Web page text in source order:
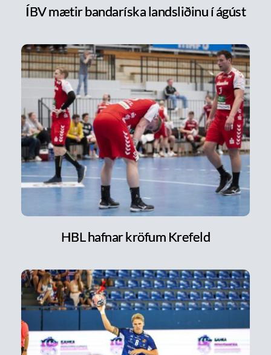
ÍBV mætir bandaríska landsliðinu í ágúst
HBL hafnar kröfum Krefeld